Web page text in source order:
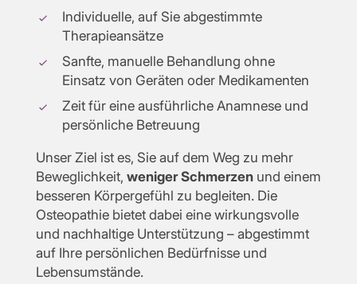
Individuelle, auf Sie abgestimmte
Therapieansätze
Sanfte, manuelle Behandlung ohne
Einsatz von Geräten oder Medikamenten
Zeit für eine ausführliche Anamnese und
persönliche Betreuung
Unser Ziel ist es, Sie auf dem Weg zu mehr
Beweglichkeit, weniger Schmerzenund einem
besseren Körpergefühl zu begleiten. Die
Osteopathie bietet dabei eine wirkungsvolle
und nachhaltige Unterstützung – abgestimmt
auf Ihre persönlichen Bedürfnisse und
Lebensumstände.